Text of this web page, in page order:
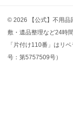
© 2026 【公式】不用品
敷・遺品整理など24時
「片付け110番」はリ
号：第5757509号）